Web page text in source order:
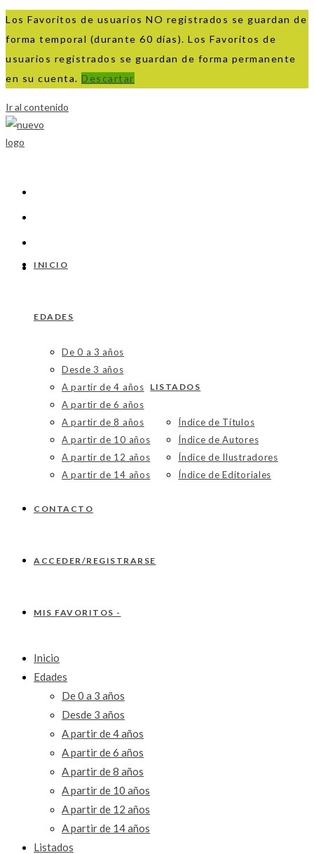
Los Favoritos de usuarios NO registrados se guardan de
forma temporal (durante 60 días). Los Favoritos de
usuarios registrados se guardan de forma permanente
en su cuenta. Descartar
Ir al contenido
INICIO
EDADES
De 0 a 3 años
Desde 3 años
A partir de 4 años
A partir de 6 años
A partir de 8 años
A partir de 10 años
A partir de 12 años
A partir de 14 años
LISTADOS
Índice de Títulos
Índice de Autores
Índice de Ilustradores
Índice de Editoriales
CONTACTO
ACCEDER/REGISTRARSE
MIS FAVORITOS -
Inicio
Edades
De 0 a 3 años
Desde 3 años
A partir de 4 años
A partir de 6 años
A partir de 8 años
A partir de 10 años
A partir de 12 años
A partir de 14 años
Listados